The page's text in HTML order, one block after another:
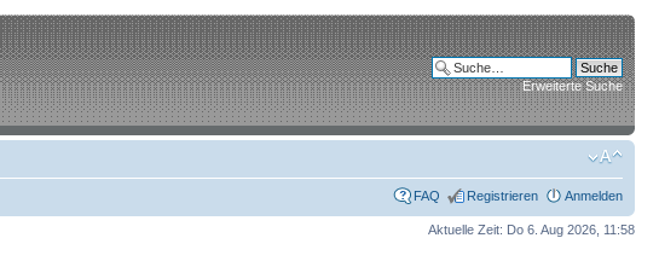
Erweiterte Suche
FAQ Registrieren Anmelden
Aktuelle Zeit: Do 6. Aug 2026, 11:58